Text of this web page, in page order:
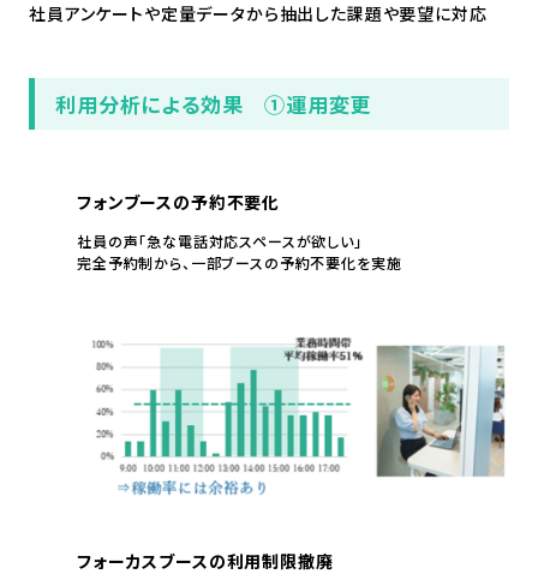
社員アンケートや定量データから抽出した課題や要望に対応
利用分析による効果 ①運用変更
フォンブースの予約不要化
社員の声「急な電話対応スペースが欲しい」
完全予約制から、一部ブースの予約不要化を実施
フォーカスブースの利用制限撤廃